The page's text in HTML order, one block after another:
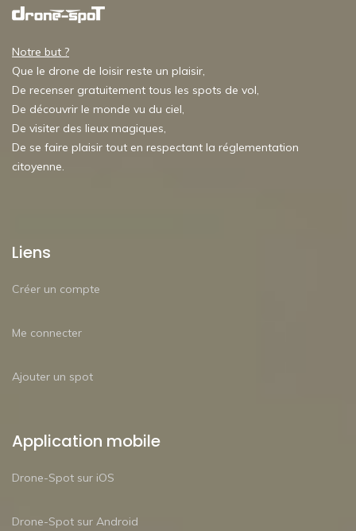
Notre but ?
Que le drone de loisir reste un plaisir,
De recenser gratuitement tous les spots de vol,
De découvrir le monde vu du ciel,
De visiter des lieux magiques,
De se faire plaisir tout en respectant la réglementation
citoyenne.
Liens
Créer un compte
Me connecter
Ajouter un spot
Application mobile
Drone-Spot sur iOS
Drone-Spot sur Android